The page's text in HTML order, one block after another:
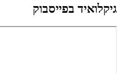
גיקלואיד בפייסבוק